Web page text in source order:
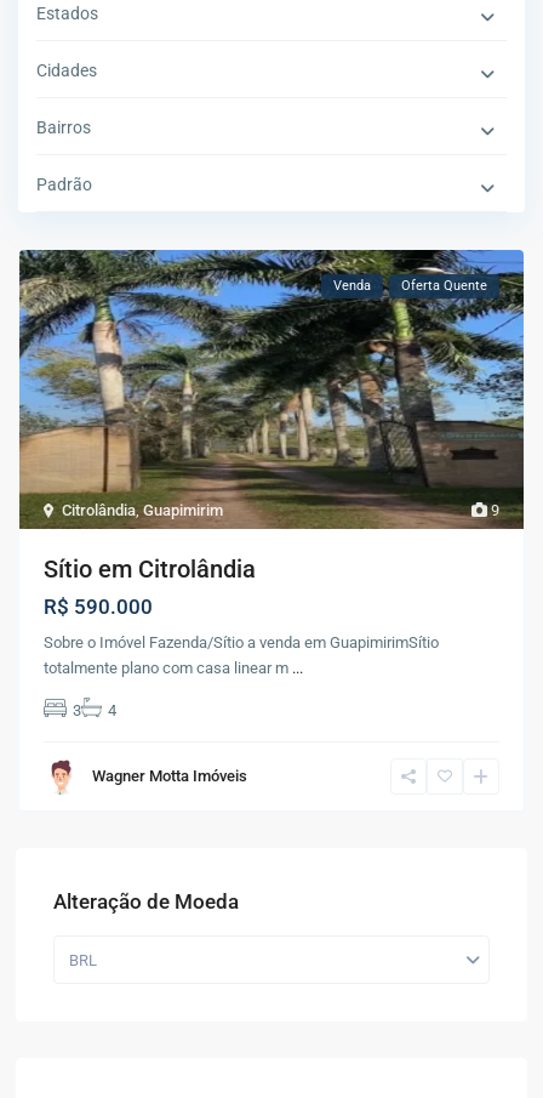
Estados
Cidades
Bairros
Padrão
9
Citrolândia,Guapimirim
Venda Oferta Quente
Sítio em Citrolândia
R$ 590.000
Sobre o Imóvel Fazenda/Sítio a venda em GuapimirimSítio
totalmente plano com casa linear m ...
3 4
Wagner Motta Imóveis
Alteração de Moeda
BRL